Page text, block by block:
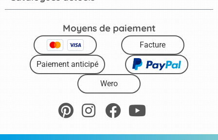
Moyens de paiement
Facture
Paiement anticipé
Wero